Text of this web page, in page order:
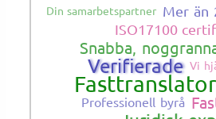
Din samarbetspartner Mer än
ISO17100
Snabba,
Verifierade Vi
Professionell byrå